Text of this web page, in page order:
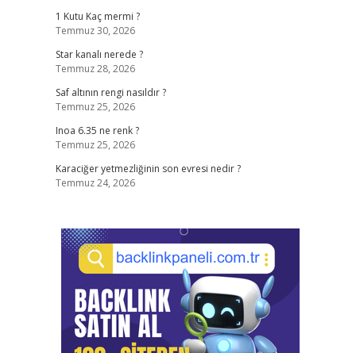
1 Kutu Kaç mermi ?
Temmuz 30, 2026
Star kanalı nerede ?
Temmuz 28, 2026
Saf altının rengi nasıldır ?
Temmuz 25, 2026
Inoa 6.35 ne renk ?
Temmuz 25, 2026
Karaciğer yetmezliğinin son evresi nedir ?
Temmuz 24, 2026